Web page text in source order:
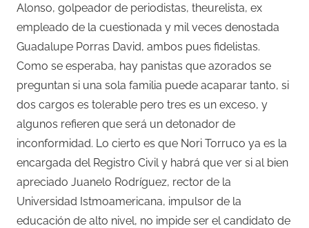
Alonso, golpeador de periodistas, theurelista, ex
empleado de la cuestionada y mil veces denostada
Guadalupe Porras David, ambos pues fidelistas.
Como se esperaba, hay panistas que azorados se
preguntan si una sola familia puede acaparar tanto, si
dos cargos es tolerable pero tres es un exceso, y
algunos refieren que será un detonador de
inconformidad. Lo cierto es que Nori Torruco ya es la
encargada del Registro Civil y habrá que ver si al bien
apreciado Juanelo Rodríguez, rector de la
Universidad Istmoamericana, impulsor de la
educación de alto nivel, no impide ser el candidato de